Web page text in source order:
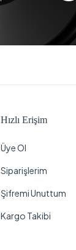
Hızlı Erişim
Üye Ol
Siparişlerim
Şifremi Unuttum
Kargo Takibi